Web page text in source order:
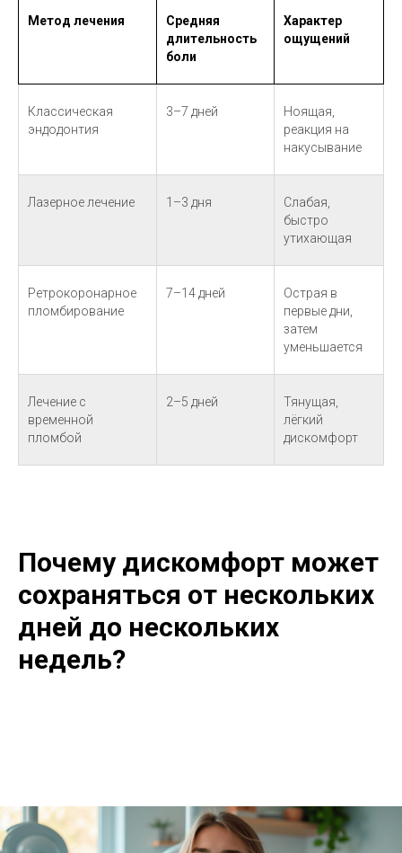
Метод лечения
Средняя
длительность
боли
Характер
ощущений
Классическая
эндодонтия
3–7 дней
Ноящая,
реакция на
накусывание
Лазерное лечение 1–3 дня
Слабая,
быстро
утихающая
Ретрокоронарное
пломбирование
7–14 дней
Острая в
первые дни,
затем
уменьшается
Лечение с
временной
пломбой
2–5 дней
Тянущая,
лёгкий
дискомфорт
Почему дискомфорт может
сохраняться от нескольких
дней до нескольких
недель?